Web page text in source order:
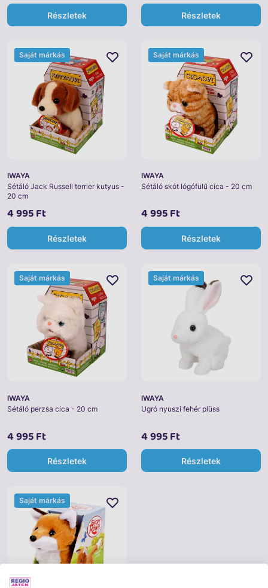
Részletek Részletek
IWAYA
Sétáló Jack Russell terrier kutyus -
20 cm
4 995 Ft
Saját márkás
Részletek
IWAYA
Sétáló skót lógófülű cica - 20 cm
4 995 Ft
Saját márkás
Részletek
IWAYA
Sétáló perzsa cica - 20 cm
4 995 Ft
Saját márkás
Részletek
IWAYA
Ugró nyuszi fehér plüss
4 995 Ft
Saját márkás
Részletek
Saját márkás